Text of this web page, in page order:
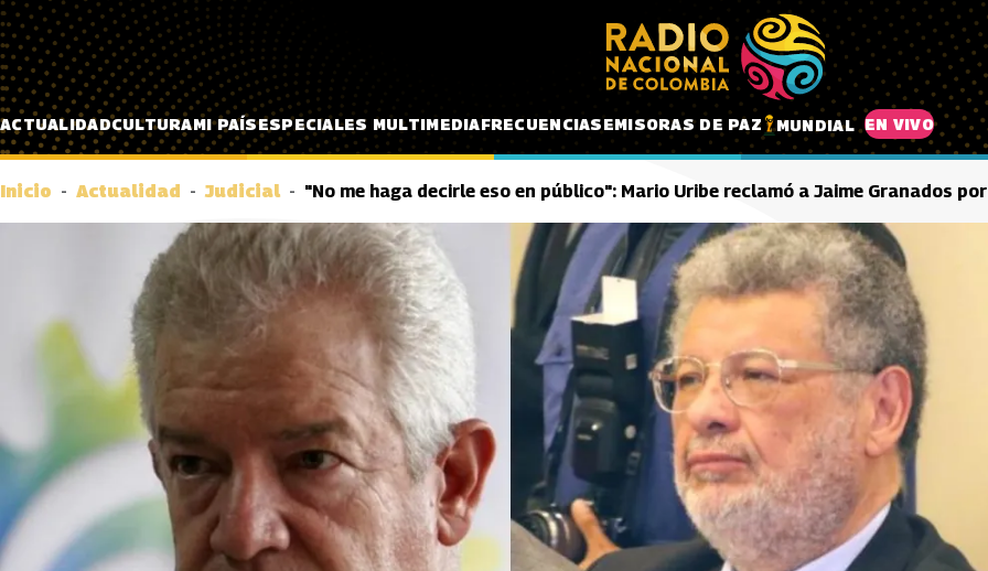
Pasar al contenido principal
ACTUALIDADCULTURAMI PAÍSESPECIALES MULTIMEDIAFRECUENCIASEMISORAS DE PAZ MUNDIAL EN VIVO
Inicio Actualidad Judicial "No me haga decirle eso en público": Mario Uribe reclamó a Jaime Granados